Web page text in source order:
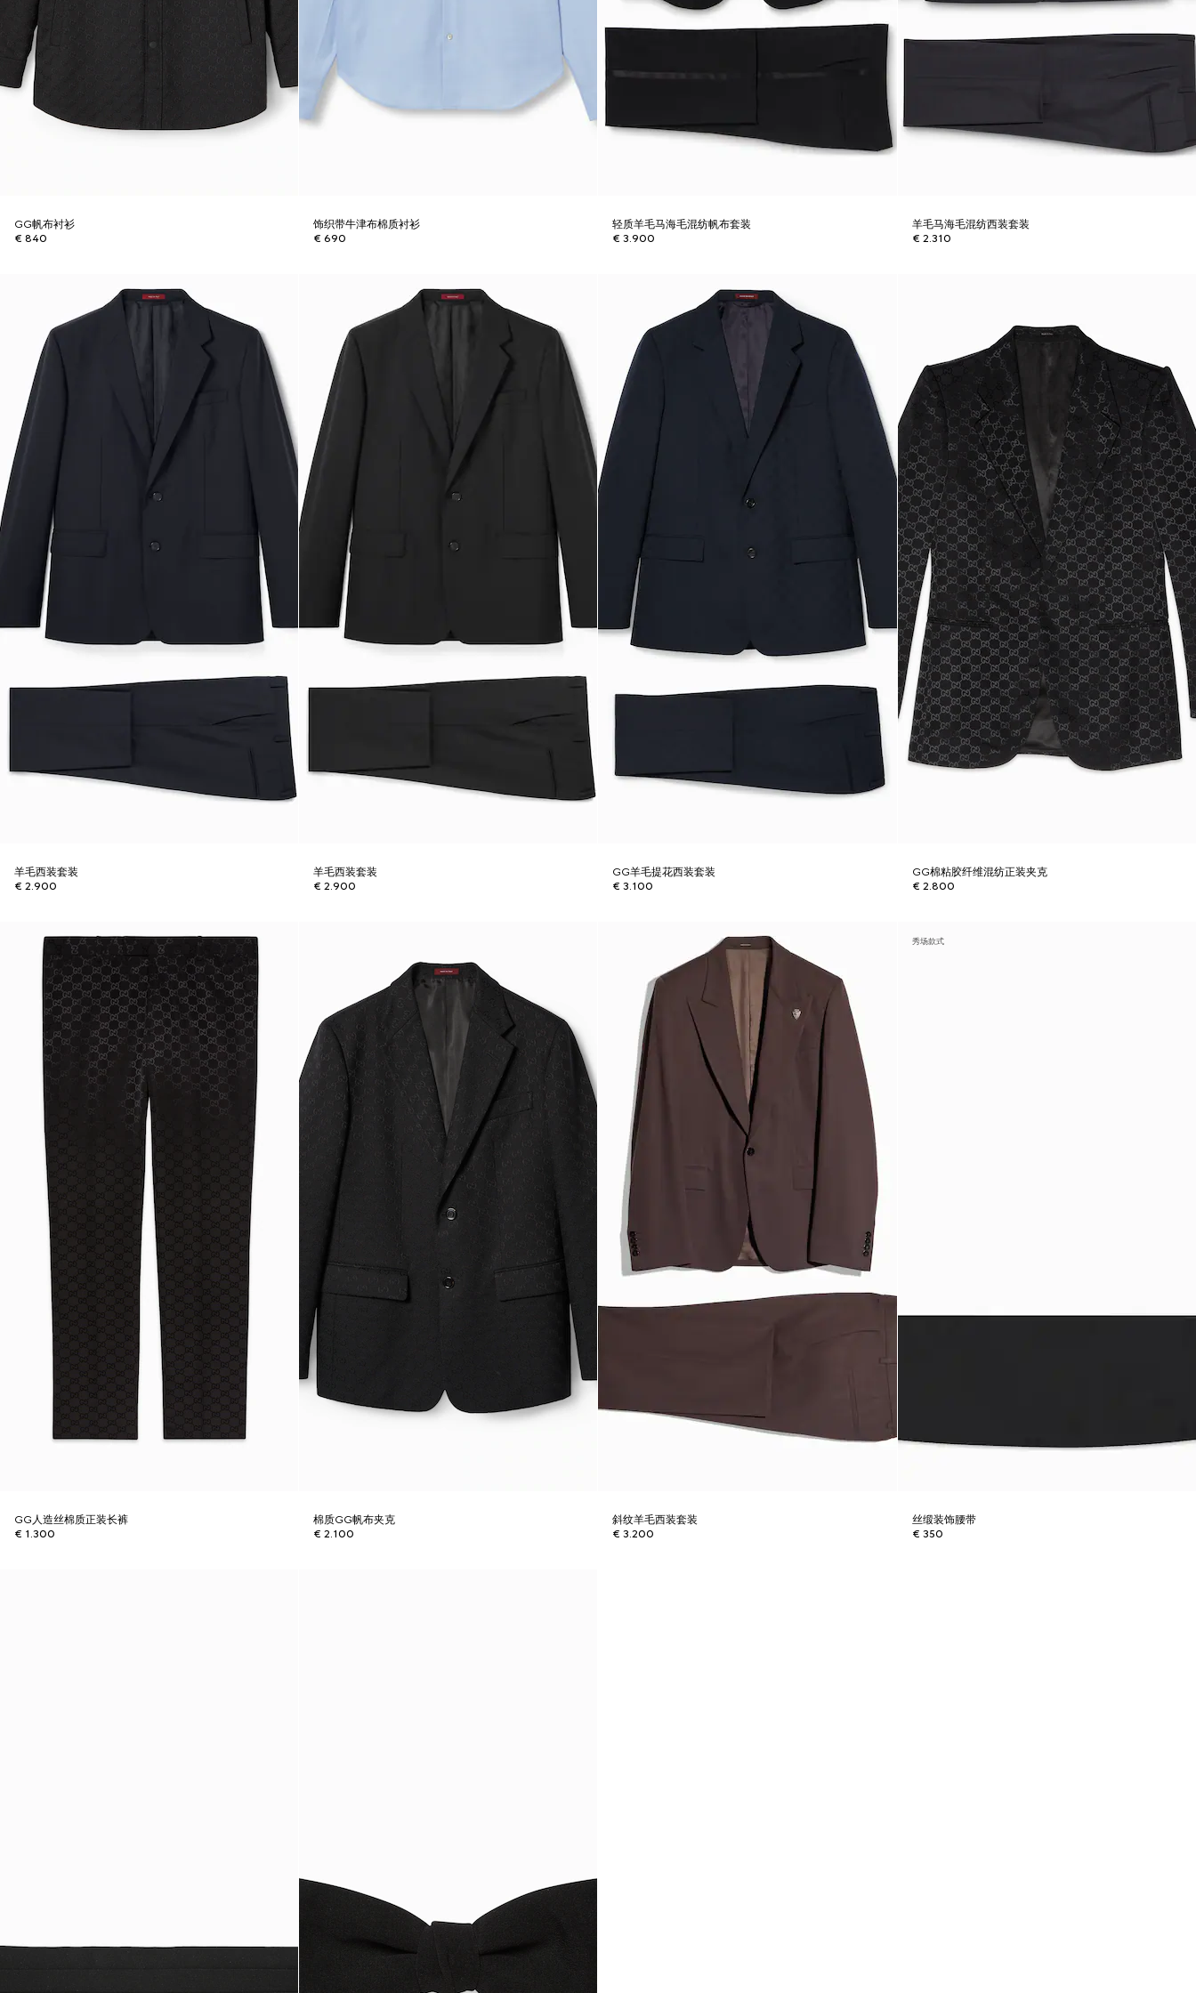
GG帆布衬衫
€ 840
饰织带牛津布棉质衬衫
€ 690
轻质羊毛马海毛混纺帆布套装
€ 3.900
羊毛马海毛混纺西装套装
€ 2.310
羊毛西装套装
€ 2.900
羊毛西装套装
€ 2.900
GG羊毛提花西装套装
€ 3.100
GG棉粘胶纤维混纺正装夹克
€ 2.800
GG人造丝棉质正装长裤
€ 1.300
棉质GG帆布夹克
€ 2.100
斜纹羊毛西装套装
€ 3.200
秀场款式
丝缎装饰腰带
€ 350